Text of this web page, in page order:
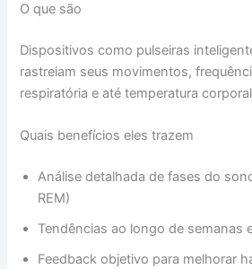
O que são
Dispositivos como pulseiras
rastreiam seus movimentos,
respiratória e até temperatura
Quais benefícios eles trazem
Análise detalhada de fases do
REM)
Tendências ao longo de semanas
Feedback objetivo para melhorar